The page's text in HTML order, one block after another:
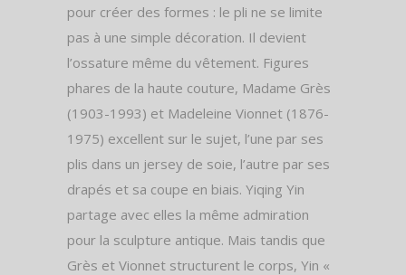
pour créer des formes : le pli ne se limite
pas à une simple décoration. Il devient
l’ossature même du vêtement. Figures
phares de la haute couture, Madame Grès
(1903-1993) et Madeleine Vionnet (1876-
1975) excellent sur le sujet, l’une par ses
plis dans un jersey de soie, l’autre par ses
drapés et sa coupe en biais. Yiqing Yin
partage avec elles la même admiration
pour la sculpture antique. Mais tandis que
Grès et Vionnet structurent le corps, Yin «